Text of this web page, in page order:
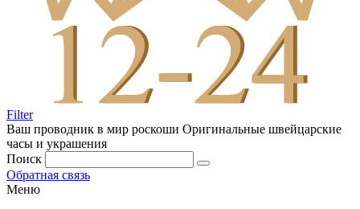
Filter
Ваш проводник в мир роскоши Оригинальные швейцарские
часы и украшения
Поиск
Обратная связь
Меню